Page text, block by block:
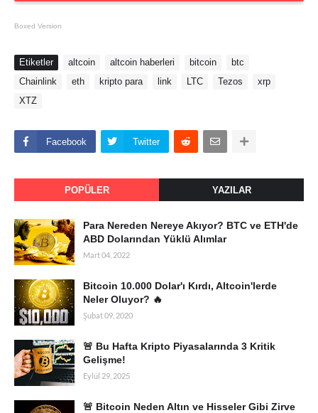
Boxed Version
Etiketler altcoin altcoin haberleri bitcoin
btc
Chainlink
eth kripto para link LTC Tezos
xrp
XTZ
Facebook Twitter
POPÜLER YAZILAR
Para Nereden Nereye Akıyor? BTC ve ETH'de
ABD Dolarından Yüklü Alımlar
Mart 04, 2022
Bitcoin 10.000 Dolar'ı Kırdı, Altcoin'lerde
Neler Oluyor? 🔥
Şubat 09, 2020
🚨 Bu Hafta Kripto Piyasalarında 3 Kritik
Gelişme!
Eylül 29, 2025
🚨 Bitcoin Neden Altın ve Hisseler Gibi Zirve